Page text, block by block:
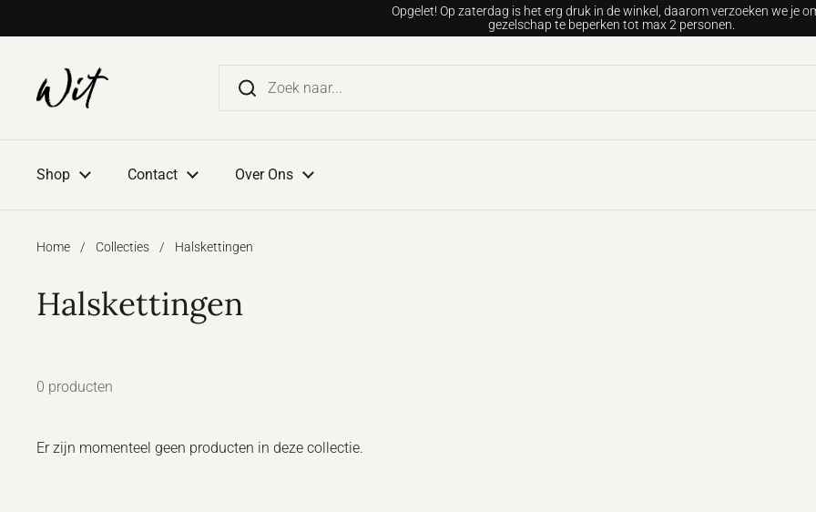
Opgelet! Op zaterdag is het erg druk in de winkel, daarom verzoeken we je
gezelschap te beperken tot max 2 personen.
Shop Contact Over Ons
Home / Collecties / Halskettingen
Halskettingen
0 producten
Er zijn momenteel geen producten in deze collectie.